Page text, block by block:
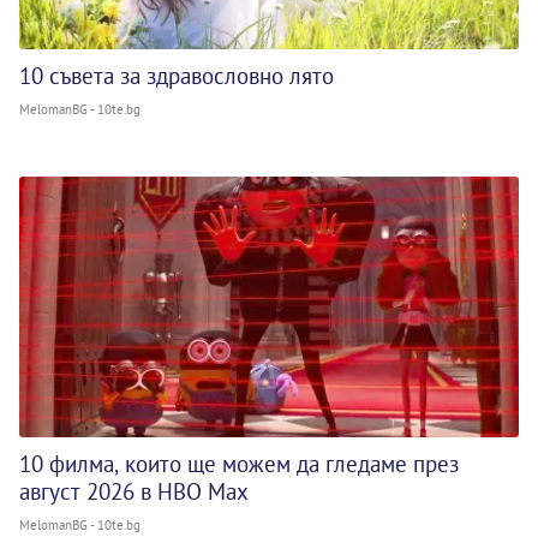
10 съвета за здравословно лято
MelomanBG - 10te.bg
10 филма, които ще можем да гледаме през
август 2026 в HBO Max
MelomanBG - 10te.bg